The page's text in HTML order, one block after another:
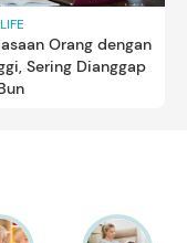
Orang dengan
Sering Dianggap